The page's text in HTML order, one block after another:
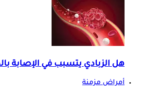
هل الزبادي يتسبب في الإصابة
أمراض مزمنة